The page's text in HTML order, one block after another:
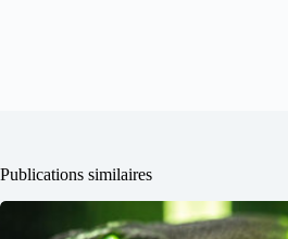
Publications similaires